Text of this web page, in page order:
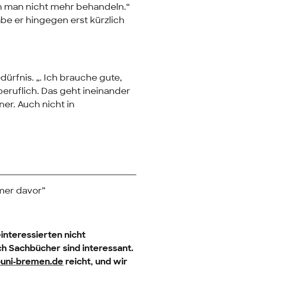
nicht mehr behandeln.“
er hingegen erst kürzlich
„. Ich brauche gute,
Das geht ineinander
Auch nicht in
davor”
nicht
Sachbücher sind interessant.
bremen.de reicht, und wir